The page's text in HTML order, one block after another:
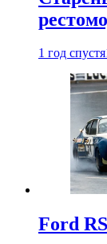
1 год спустя
Ford